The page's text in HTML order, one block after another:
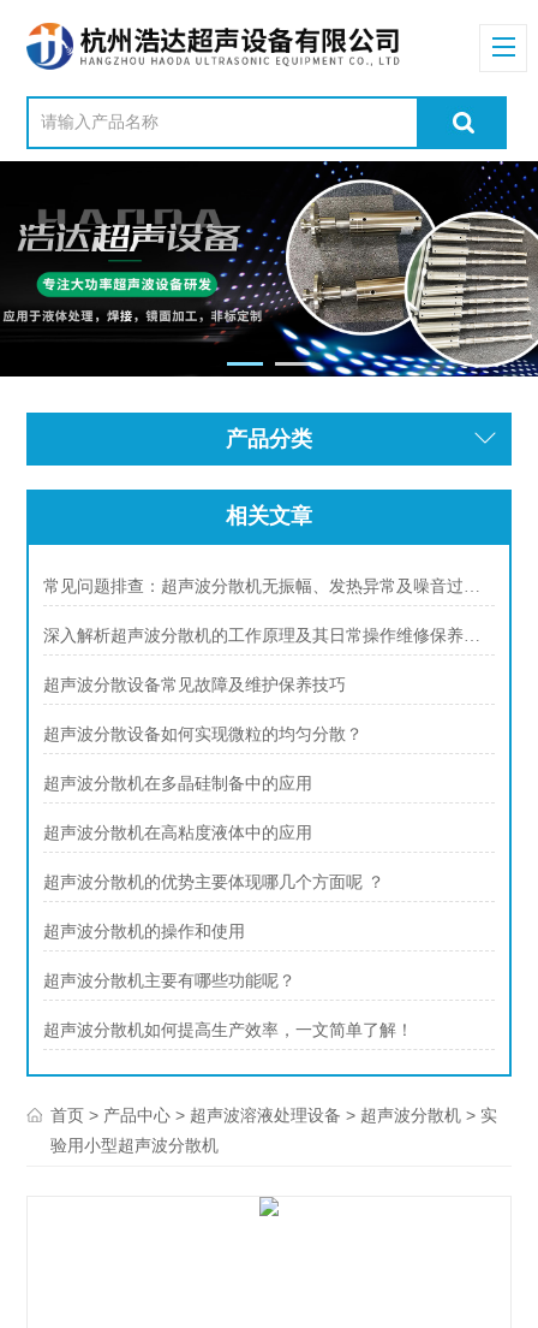
产品分类
相关文章
常见问题排查：超声波分散机无振幅、发热异常及噪音过大解决方案
深入解析超声波分散机的工作原理及其日常操作维修保养规范
超声波分散设备常见故障及维护保养技巧
超声波分散设备如何实现微粒的均匀分散？
超声波分散机在多晶硅制备中的应用
超声波分散机在高粘度液体中的应用
超声波分散机的优势主要体现哪几个方面呢 ？
超声波分散机的操作和使用
超声波分散机主要有哪些功能呢？
超声波分散机如何提高生产效率，一文简单了解！
首页 > 产品中心 > 超声波溶液处理设备 > 超声波分散机 > 实
验用小型超声波分散机